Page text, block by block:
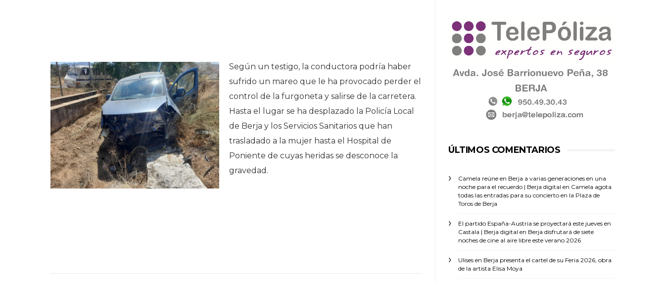
Según un testigo, la conductora podría haber
sufrido un mareo que le ha provocado perder el
control de la furgoneta y salirse de la carretera.
Hasta el lugar se ha desplazado la Policía Local
de Berja y los Servicios Sanitarios que han
trasladado a la mujer hasta el Hospital de
Poniente de cuyas heridas se desconoce la
gravedad.
ÚLTIMOS COMENTARIOS
Camela reúne en Berja a varias generaciones en una
noche para el recuerdo | Berja digital en Camela agota
todas las entradas para su concierto en la Plaza de
Toros de Berja
El partido España-Austria se proyectará este jueves en
Castala | Berja digital en Berja disfrutará de siete
noches de cine al aire libre este verano 2026
Ulises en Berja presenta el cartel de su Feria 2026, obra
de la artista Elisa Moya